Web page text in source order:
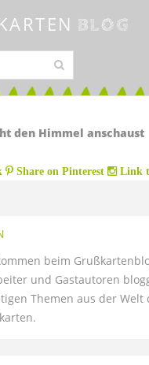
BLOG
den Himmel anschaust
Share on Pinterest Link
beim
und Gastautoren
Themen aus der Welt